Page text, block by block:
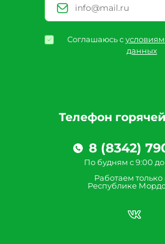
Телефон
8 (8342)
По будням с 9:00 до
Работаем только
Республике
Соглашаюсь с
данных